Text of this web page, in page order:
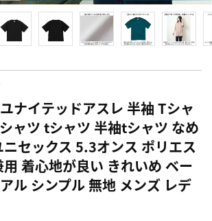
ナイテッドアスレ 半袖 Tシャ
ャツ tシャツ 半袖tシャツ なめ
ニセックス 5.3オンス ポリエス
着心地が良い きれいめ ベー
ル シンプル 無地 メンズ レデ